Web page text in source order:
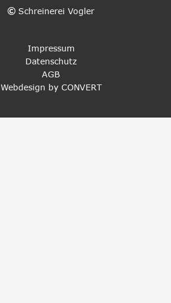
Schreinerei Vogler
Impressum
Datenschutz
AGB
Webdesign by CONVERT